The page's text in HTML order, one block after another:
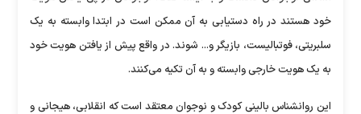
خود هستند در راه دستیابی به آن ممکن است در ابتدا وابسته به یک
سلبریتی، فوتبالیست، بازیگر و... شوند. در واقع پیش از یافتن هویت خود
به یک هویت خارجی وابسته و به آن تکیه می‌کنند.
این روانشناس بالینی کودک و نوجوان معتقد است که انقلابی، هیجانی و